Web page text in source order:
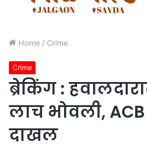
Home / Crime
Crime
ब्रेकिंग :
लाच भोवली,
दाखल